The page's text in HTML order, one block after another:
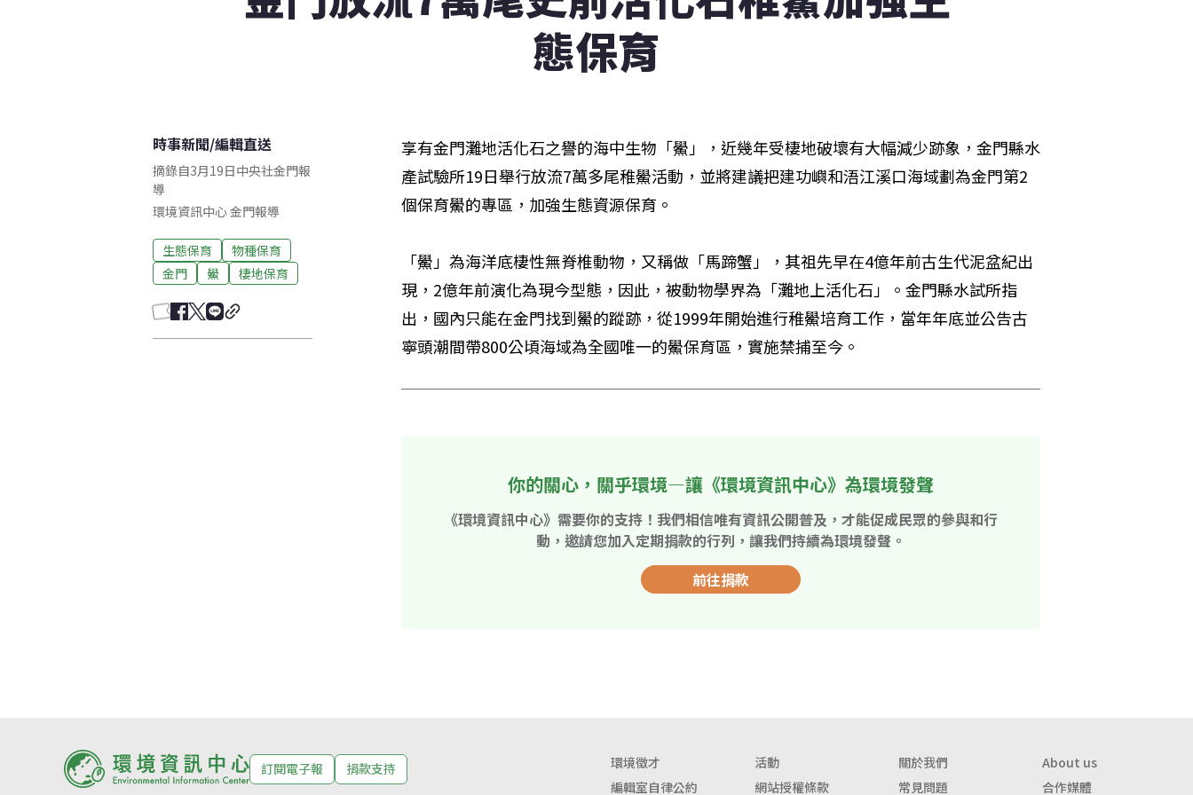
態保育
時事新聞/編輯直送
摘錄自3月19日中央社金門報
導
環境資訊中心金門報導
生態保育
物種保育
金門
鱟 棲地保育
享有金門灘地活化石之譽的海中生物「鱟」，近幾年受棲地破壞有大幅減少跡象，金門縣水
產試驗所19日舉行放流7萬多尾稚鱟活動，並將建議把建功嶼和浯江溪口海域劃為金門第2
個保育鱟的專區，加強生態資源保育。
「鱟」為海洋底棲性無脊椎動物，又稱做「馬蹄蟹」，其祖先早在4億年前古生代泥盆紀出
現，2億年前演化為現今型態，因此，被動物學界為「灘地上活化石」。金門縣水試所指
出，國內只能在金門找到鱟的蹤跡，從1999年開始進行稚鱟培育工作，當年年底並公告古
寧頭潮間帶800公頃海域為全國唯一的鱟保育區，實施禁捕至今。
你的關心，關乎環境—讓《環境資訊中心》為環境發聲
《環境資訊中心》需要你的支持！我們相信唯有資訊公開普及，才能促成民眾的參與和行
動，邀請您加入定期捐款的行列，讓我們持續為環境發聲。
前往捐款
訂閱電子報 捐款支持 環境徵才 活動 關於我們
About us
編輯室自律公約
網站授權條款 常見問題 合作媒體